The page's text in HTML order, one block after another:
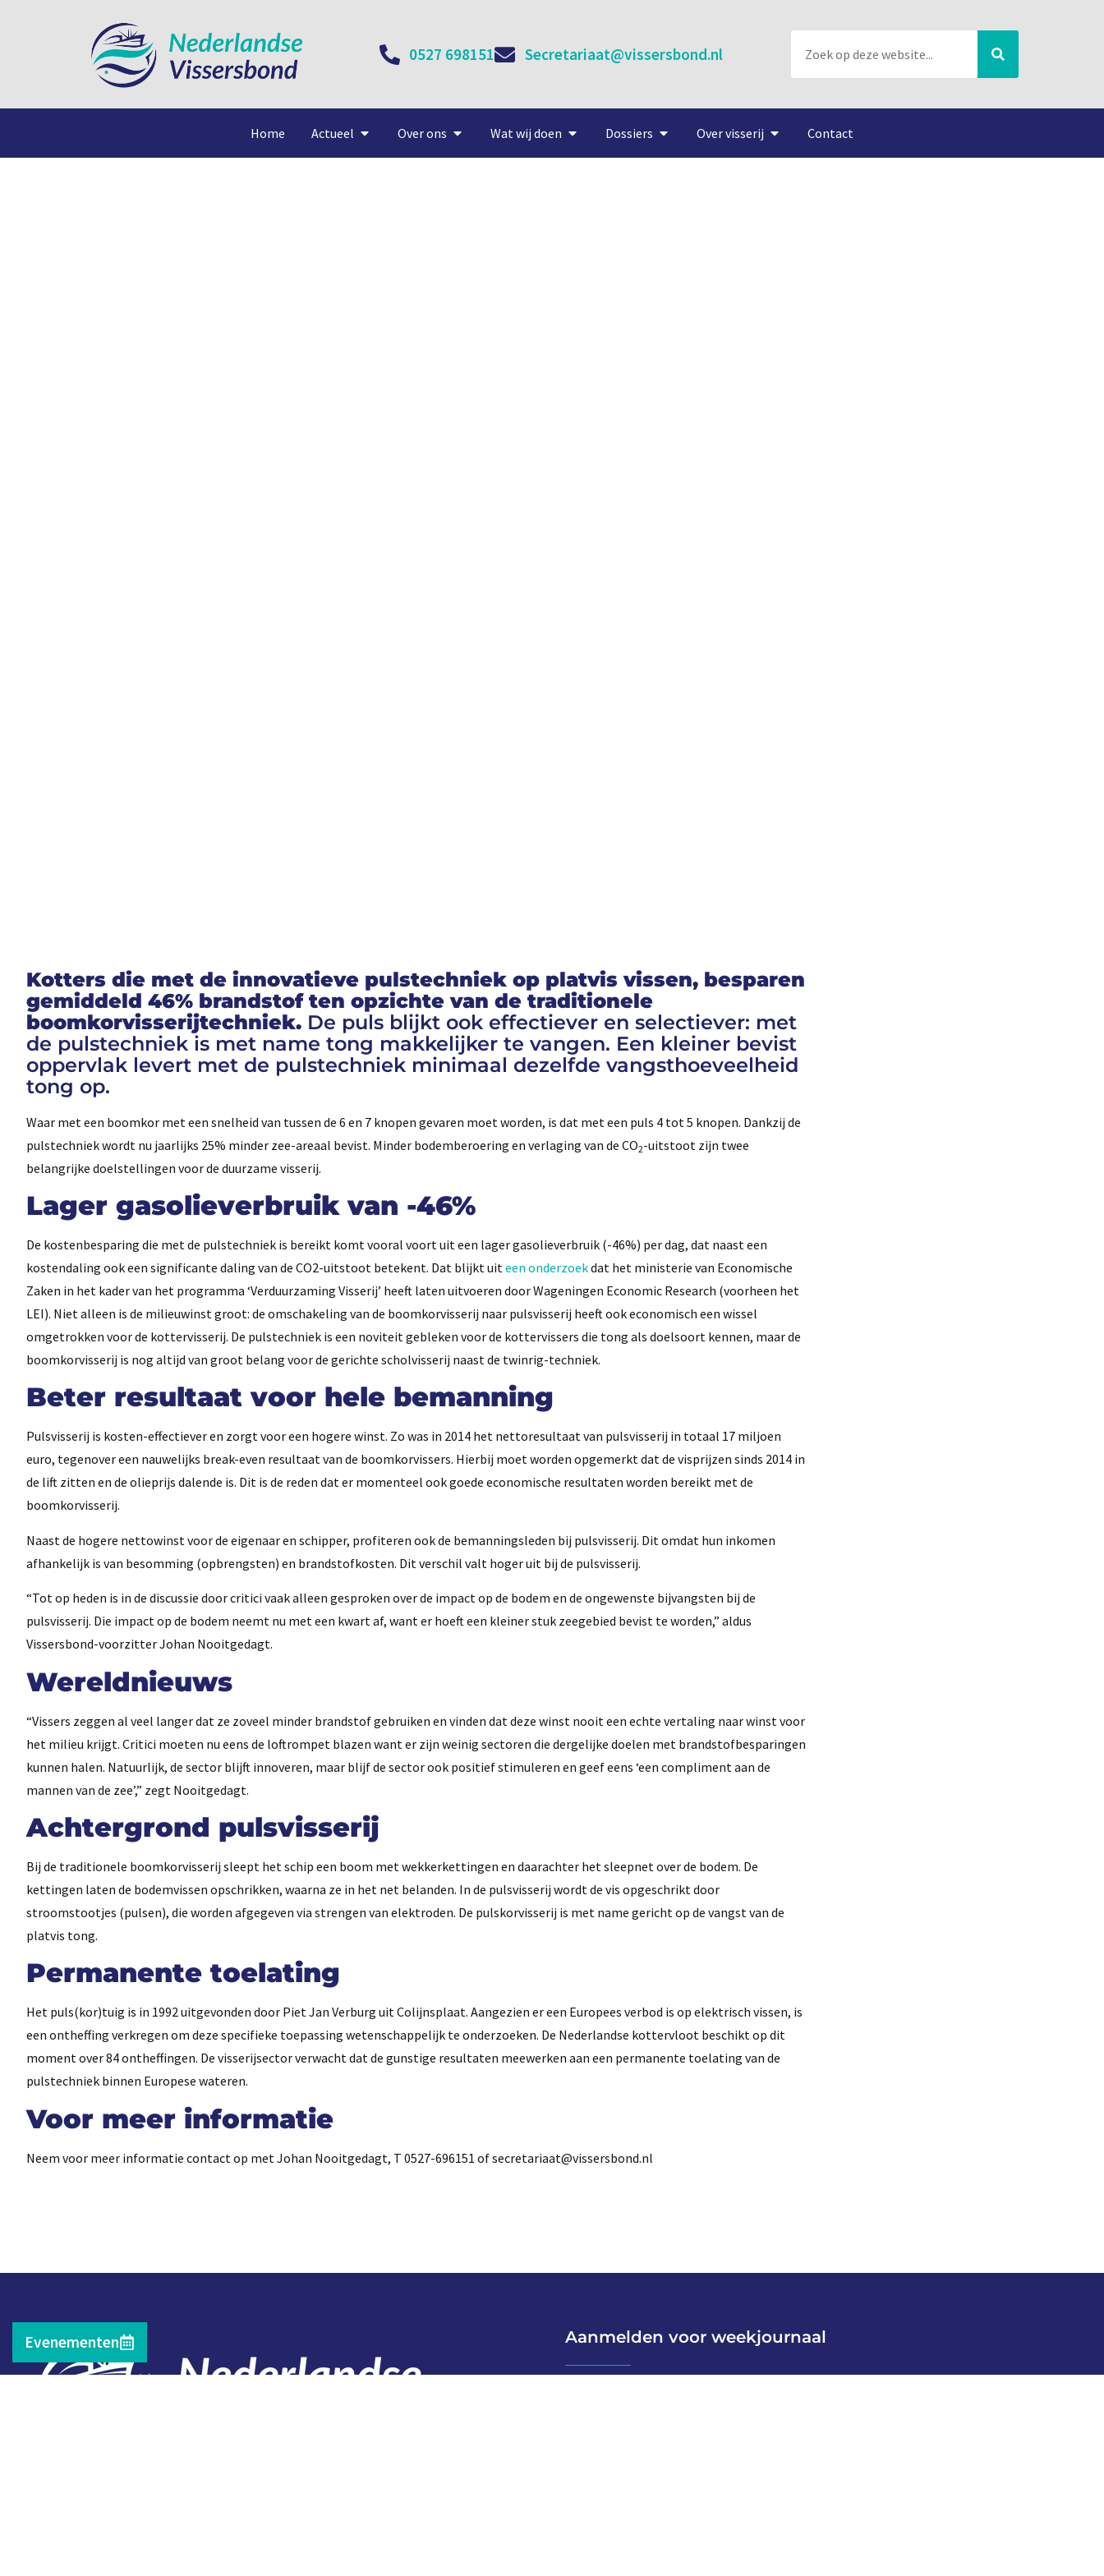
0527 698151 Secretariaat@vissersbond.nl
Home Actueel Over ons Wat wij doen Dossiers Over visserij Contact
Kotters die met de innovatieve pulstechniek op platvis vissen, besparen
gemiddeld 46% brandstof ten opzichte van de traditionele
boomkorvisserijtechniek. De puls blijkt ook effectiever en selectiever: met
de pulstechniek is met name tong makkelijker te vangen. Een kleiner bevist
oppervlak levert met de pulstechniek minimaal dezelfde vangsthoeveelheid
tong op.
Waar met een boomkor met een snelheid van tussen de 6 en 7 knopen gevaren moet worden, is dat met een puls 4 tot 5 knopen. Dankzij de
pulstechniek wordt nu jaarlijks 25% minder zee-areaal bevist. Minder bodemberoering en verlaging van de CO2-uitstoot zijn twee
belangrijke doelstellingen voor de duurzame visserij.
Lager gasolieverbruik van -46%
De kostenbesparing die met de pulstechniek is bereikt komt vooral voort uit een lager gasolieverbruik (-46%) per dag, dat naast een
kostendaling ook een significante daling van de CO2-uitstoot betekent. Dat blijkt uiteen onderzoekdat het ministerie van Economische
Zaken in het kader van het programma ‘Verduurzaming Visserij’ heeft laten uitvoeren door Wageningen Economic Research (voorheen het
LEI). Niet alleen is de milieuwinst groot: de omschakeling van de boomkorvisserij naar pulsvisserij heeft ook economisch een wissel
omgetrokken voor de kottervisserij. De pulstechniek is een noviteit gebleken voor de kottervissers die tong als doelsoort kennen, maar de
boomkorvisserij is nog altijd van groot belang voor de gerichte scholvisserij naast de twinrig-techniek.
Beter resultaat voor hele bemanning
Pulsvisserij is kosten-effectiever en zorgt voor een hogere winst. Zo was in 2014 het nettoresultaat van pulsvisserij in totaal 17 miljoen
euro, tegenover een nauwelijks break-even resultaat van de boomkorvissers. Hierbij moet worden opgemerkt dat de visprijzen sinds 2014 in
de lift zitten en de olieprijs dalende is. Dit is de reden dat er momenteel ook goede economische resultaten worden bereikt met de
boomkorvisserij.
Naast de hogere nettowinst voor de eigenaar en schipper, profiteren ook de bemanningsleden bij pulsvisserij. Dit omdat hun inkomen
afhankelijk is van besomming (opbrengsten) en brandstofkosten. Dit verschil valt hoger uit bij de pulsvisserij.
“Tot op heden is in de discussie door critici vaak alleen gesproken over de impact op de bodem en de ongewenste bijvangsten bij de
pulsvisserij. Die impact op de bodem neemt nu met een kwart af, want er hoeft een kleiner stuk zeegebied bevist te worden,” aldus
Vissersbond-voorzitter Johan Nooitgedagt.
Wereldnieuws
“Vissers zeggen al veel langer dat ze zoveel minder brandstof gebruiken en vinden dat deze winst nooit een echte vertaling naar winst voor
het milieu krijgt. Critici moeten nu eens de loftrompet blazen want er zijn weinig sectoren die dergelijke doelen met brandstofbesparingen
kunnen halen. Natuurlijk, de sector blijft innoveren, maar blijf de sector ook positief stimuleren en geef eens ‘een compliment aan de
mannen van de zee’,” zegt Nooitgedagt.
Achtergrond pulsvisserij
Bij de traditionele boomkorvisserij sleept het schip een boom met wekkerkettingen en daarachter het sleepnet over de bodem. De
kettingen laten de bodemvissen opschrikken, waarna ze in het net belanden. In de pulsvisserij wordt de vis opgeschrikt door
stroomstootjes (pulsen), die worden afgegeven via strengen van elektroden. De pulskorvisserij is met name gericht op de vangst van de
platvis tong.
Permanente toelating
Het puls(kor)tuig is in 1992 uitgevonden door Piet Jan Verburg uit Colijnsplaat. Aangezien er een Europees verbod is op elektrisch vissen, is
een ontheffing verkregen om deze specifieke toepassing wetenschappelijk te onderzoeken. De Nederlandse kottervloot beschikt op dit
moment over 84 ontheffingen. De visserijsector verwacht dat de gunstige resultaten meewerken aan een permanente toelating van de
pulstechniek binnen Europese wateren.
Voor meer informatie
Neem voor meer informatie contact op met Johan Nooitgedagt, T 0527-696151 of secretariaat@vissersbond.nl
Evenementen Aanmelden voor weekjournaal